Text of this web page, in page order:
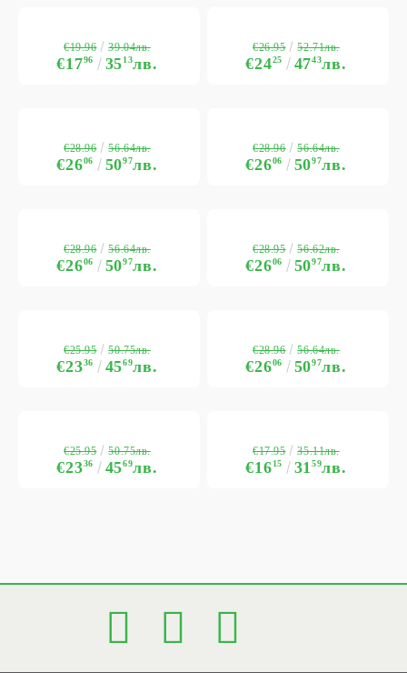
€1796 3513лв.
€19.96 39.04лв.
€2425 4743лв.
€26.95 52.71лв.
€2606 5097лв.
€28.96 56.64лв.
€2606 5097лв.
€28.96 56.64лв.
€2606 5097лв.
€28.96 56.64лв.
€2606 5097лв.
€28.95 56.62лв.
€2336 4569лв.
€25.95 50.75лв.
€2606 5097лв.
€28.96 56.64лв.
€2336 4569лв.
€25.95 50.75лв.
€1615 3159лв.
€17.95 35.11лв.